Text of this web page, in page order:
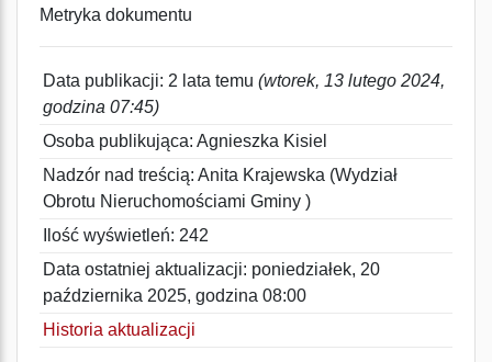
Metryka dokumentu
Data publikacji: 2 lata temu (wtorek, 13 lutego 2024,
godzina 07:45)
Osoba publikująca: Agnieszka Kisiel
Nadzór nad treścią: Anita Krajewska (Wydział
Obrotu Nieruchomościami Gminy )
Ilość wyświetleń: 242
Data ostatniej aktualizacji: poniedziałek, 20
października 2025, godzina 08:00
Historia aktualizacji